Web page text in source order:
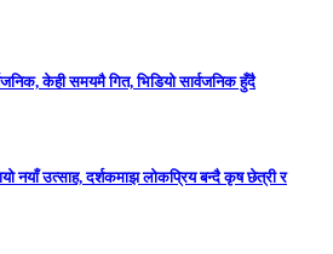
केही समयमै गित, भिडियो सार्वजनिक हुँदै
नयाँ उत्साह, दर्शकमाझ लोकप्रिय बन्दै कृष छेत्री र